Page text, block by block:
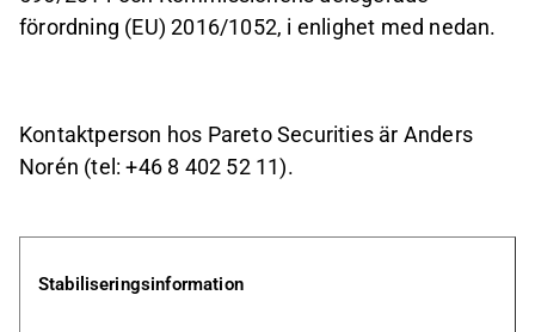
förordning (EU) 2016/1052, i enlighet med nedan.
Kontaktperson hos Pareto Securities är Anders
Norén (tel: +46 8 402 52 11).
Stabiliseringsinformation